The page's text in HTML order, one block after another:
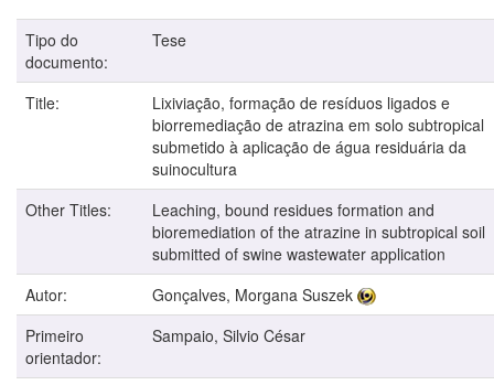
Tipo do
documento:
Tese
Title:
Lixiviação, formação de resíduos ligados e
biorremediação de atrazina em solo subtropical
submetido à aplicação de água residuária da
suinocultura
Other Titles:
Leaching, bound residues formation and
bioremediation of the atrazine in subtropical soil
submitted of swine wastewater application
Autor:
Gonçalves, Morgana Suszek
Primeiro
orientador:
Sampaio, Silvio César